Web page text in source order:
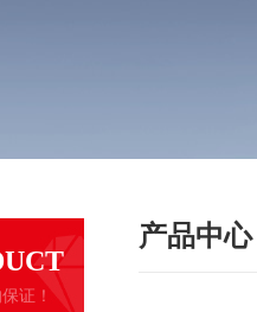
证！
产品中心